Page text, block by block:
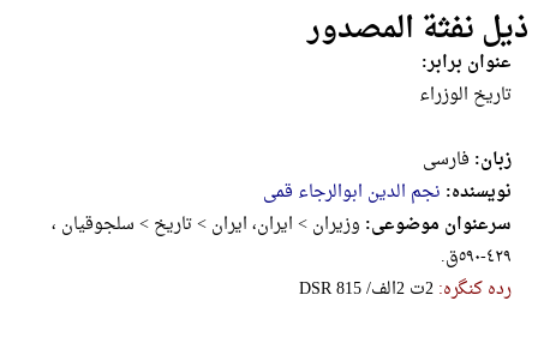
ذیل نفثة المصدور
عنوان برابر:
تاریخ الوزراء
زبان: فارسی
نویسنده: نجم الدین ابوالرجاء قمی
سرعنوان موضوعی: وزیران > ایران، ایران > تاریخ > سلجوقیان ،
٤٢٩-٥٩٠ق.
رده کنگره:‎D‎S‎R‎ ‎8‎1‎5‎ ‎/‎الف‎2‎ ‎ت‎2